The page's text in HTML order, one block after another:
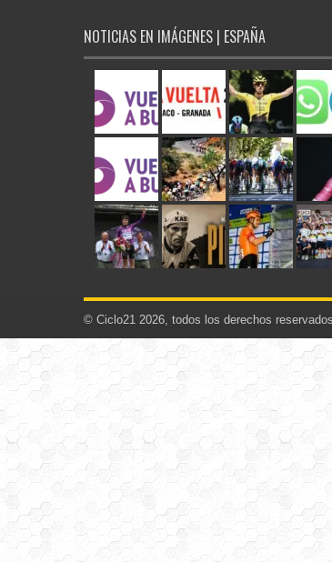
NOTICIAS EN IMÁGENES | ESPAÑA
© Ciclo21 2026, todos los derechos reservados